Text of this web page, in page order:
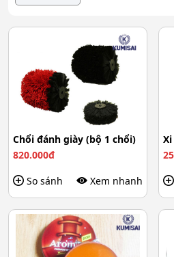
Chổi đánh giày (bộ 1 chổi)
820.000đ
So sánh
Xem nhanh